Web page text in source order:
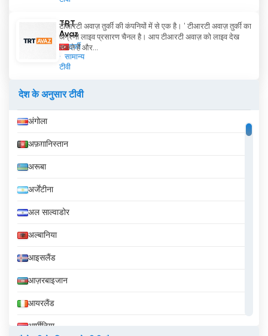
TRT
Avaz
टर्की
सामान्य
टीवी
टीआरटी अवाज़ तुर्की की कंपनियों में से एक है। ' टीआरटी अवाज़ तुर्की का
अग्रणी लाइव प्रसारण चैनल है। आप टीआरटी अवाज़ को लाइव देख
सकते हैं और...
देश के अनुसार टीवी
अंगोला
अफ़ग़ानिस्तान
अरूबा
अर्जेंटीना
अल साल्वाडोर
अल्बानिया
आइसलैंड
आज़रबाइजान
आयरलैंड
आर्मीनिया